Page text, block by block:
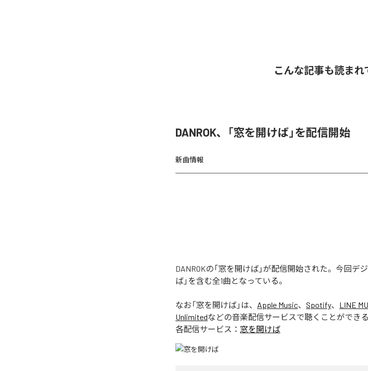
こんな記事も読まれ
DANROK、「窓を開けば」を配信開始
新曲情報
DANROKの「窓を開けば」が配信開始された。今回デ
ば」を含む全1曲となっている。
なお「窓を開けば 」は、 Apple Music、 Spotify、 LINE
Unlimitedなどの音楽配信サービスで聴くことができる
各配信サービス： 窓を開けば